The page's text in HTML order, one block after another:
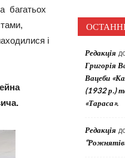
багатьох
і
Редакція
Григорія
Вацеби
(1932 р.)
«Тараса».
Редакція